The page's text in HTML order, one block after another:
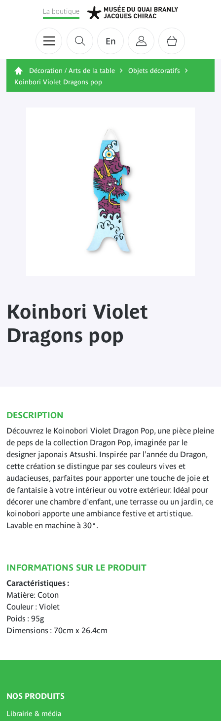
En
La boutique
Décoration / Arts de la table
Objets décoratifs
Koinbori Violet Dragons pop
Koinbori Violet
Dragons pop
DESCRIPTION
Découvrez le Koinobori Violet Dragon Pop, une pièce pleine
de peps de la collection Dragon Pop, imaginée par le
designer japonais Atsushi. Inspirée par l'année du Dragon,
cette création se distingue par ses couleurs vives et
audacieuses, parfaites pour apporter une touche de joie et
de fantaisie à votre intérieur ou votre extérieur. Idéal pour
décorer une chambre d'enfant, une terrasse ou un jardin, ce
koinobori apporte une ambiance festive et artistique.
Lavable en machine à 30°.
INFORMATIONS SUR LE PRODUIT
Caractéristiques
Matière: Coton
Couleur : Violet
Poids : 95g
Dimensions : 70cm x 26.4cm
NOS PRODUITS
Librairie & média